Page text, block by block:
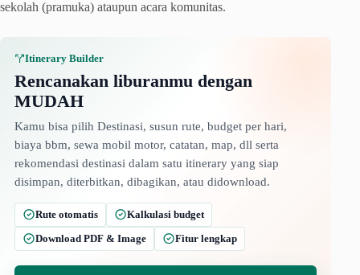
sekolah (pramuka) ataupun acara komunitas.
Itinerary Builder
Rencanakan liburanmu dengan
MUDAH
Kamu bisa pilih Destinasi, susun rute, budget per hari,
biaya bbm, sewa mobil motor, catatan, map, dll serta
rekomendasi destinasi dalam satu itinerary yang siap
disimpan, diterbitkan, dibagikan, atau didownload.
Rute otomatis
Kalkulasi budget
Download PDF & Image
Fitur lengkap